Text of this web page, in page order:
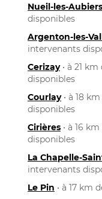
Nueil-les-Aubiers
disponibles
Argenton-les-
intervenants
Cerizay• à 21
disponibles
Courlay• à 18
disponibles
Cirières • à 16
disponibles
La Chapelle-
intervenants
Le Pin • à 17 km